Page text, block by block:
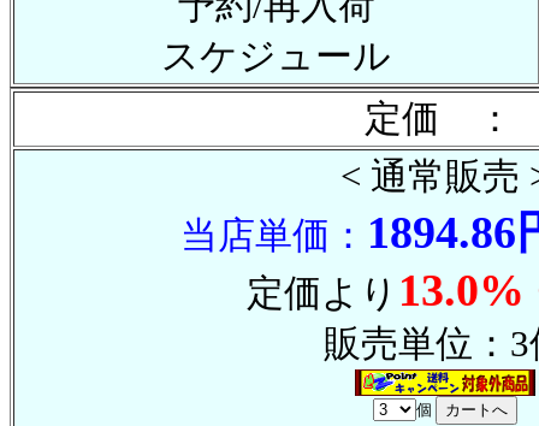
スケジュール
定価 ：
< 通常販売
当店単価： 1894.86
定価より
販売単位：3
個